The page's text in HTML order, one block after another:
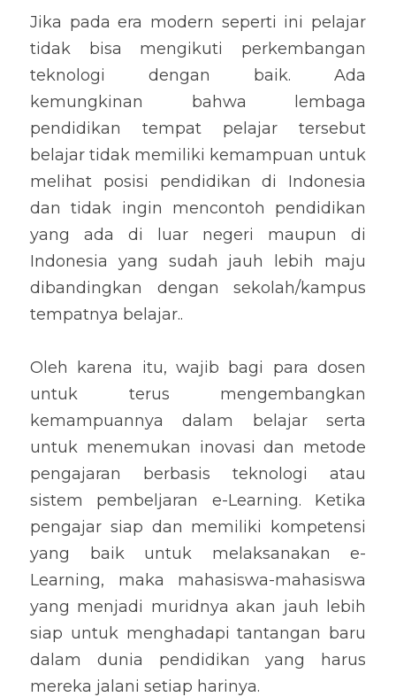
Jika pada era modern seperti ini pelajar
tidak bisa mengikuti perkembangan
teknologi dengan baik. Ada
kemungkinan bahwa lembaga
pendidikan tempat pelajar tersebut
belajar tidak memiliki kemampuan untuk
melihat posisi pendidikan di Indonesia
dan tidak ingin mencontoh pendidikan
yang ada di luar negeri maupun di
Indonesia yang sudah jauh lebih maju
dibandingkan dengan sekolah/kampus
tempatnya belajar..
Oleh karena itu, wajib bagi para dosen
untuk terus mengembangkan
kemampuannya dalam belajar serta
untuk menemukan inovasi dan metode
pengajaran berbasis teknologi atau
sistem pembeljaran e-Learning. Ketika
pengajar siap dan memiliki kompetensi
yang baik untuk melaksanakan e-
Learning, maka mahasiswa-mahasiswa
yang menjadi muridnya akan jauh lebih
siap untuk menghadapi tantangan baru
dalam dunia pendidikan yang harus
mereka jalani setiap harinya.